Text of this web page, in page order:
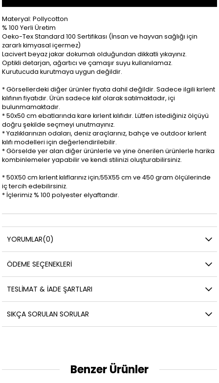
Materyal: Pollycotton
% 100 Yerli Üretim
Oeko-Tex Standard 100 Sertifikası (İnsan ve hayvan sağlığı için
zararlı kimyasal içermez)
Lacivert beyaz jakar dokumalı olduğundan dikkatli yıkayınız.
Optikli detarjan, ağartıcı ve çamaşır suyu kullanılamaz.
Kurutucuda kurutmaya uygun değildir.
* Görsellerdeki diğer ürünler fiyata dahil değildir. Sadece ilgili kırlent
kılıfının fiyatıdır. Ürün sadece kılıf olarak satılmaktadır, içi
bulunmamaktadır.
* 50x50 cm ebatlarında kare kırlent kılıfıdır. Lütfen istediğiniz ölçüyü
doğru şekilde seçmeyi unutmayınız.
* Yazlıklarınızın odaları, deniz araçlarınız, bahçe ve outdoor kırlent
kılıfı modelleri için değerlendirilebilir.
* Görselde yer alan diğer ürünlerle ve yine önerilen ürünlerle harika
kombinlemeler yapabilir ve kendi stilinizi oluşturabilirsiniz.
* 50X50 cm kırlent kılıflarınız için;55X55 cm ve 450 gram ölçülerinde
iç tercih edebilirsiniz.
* İçlerimiz % 100 polyester elyaftandır.
YORUMLAR(0)
ÖDEME SEÇENEKLERI
TESLIMAT & İADE ŞARTLARI
SIKÇA SORULAN SORULAR
Benzer Ürünler